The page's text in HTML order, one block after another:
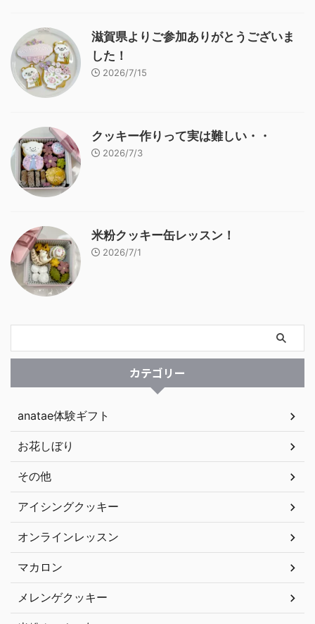
滋賀県よりご参加ありがとうございま
した！
2026/7/15
クッキー作りって実は難しい・・
2026/7/3
米粉クッキー缶レッスン！
2026/7/1
カテゴリー
anatae体験ギフト
お花しぼり
その他
アイシングクッキー
オンラインレッスン
マカロン
メレンゲクッキー